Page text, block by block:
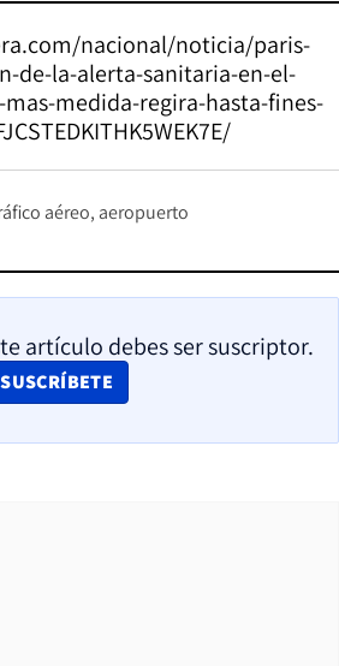
nacional/noticia/paris-
de-la-alerta-sanitaria-en-el-
mas-medida-regira-hasta-fines-
aéreo aeropuerto
artículo debes ser suscriptor.
SUSCRÍBETE
OPENS IN NEW WINDOW